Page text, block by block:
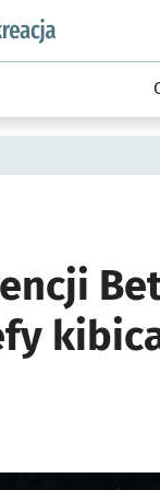
podserwis: Sport